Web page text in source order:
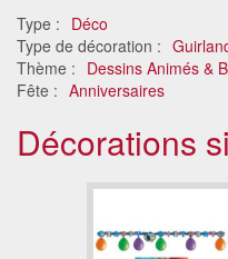
Type : Déco
Type de décoration :
Thème : Dessins Animés &
Fête : Anniversaires
Décorations